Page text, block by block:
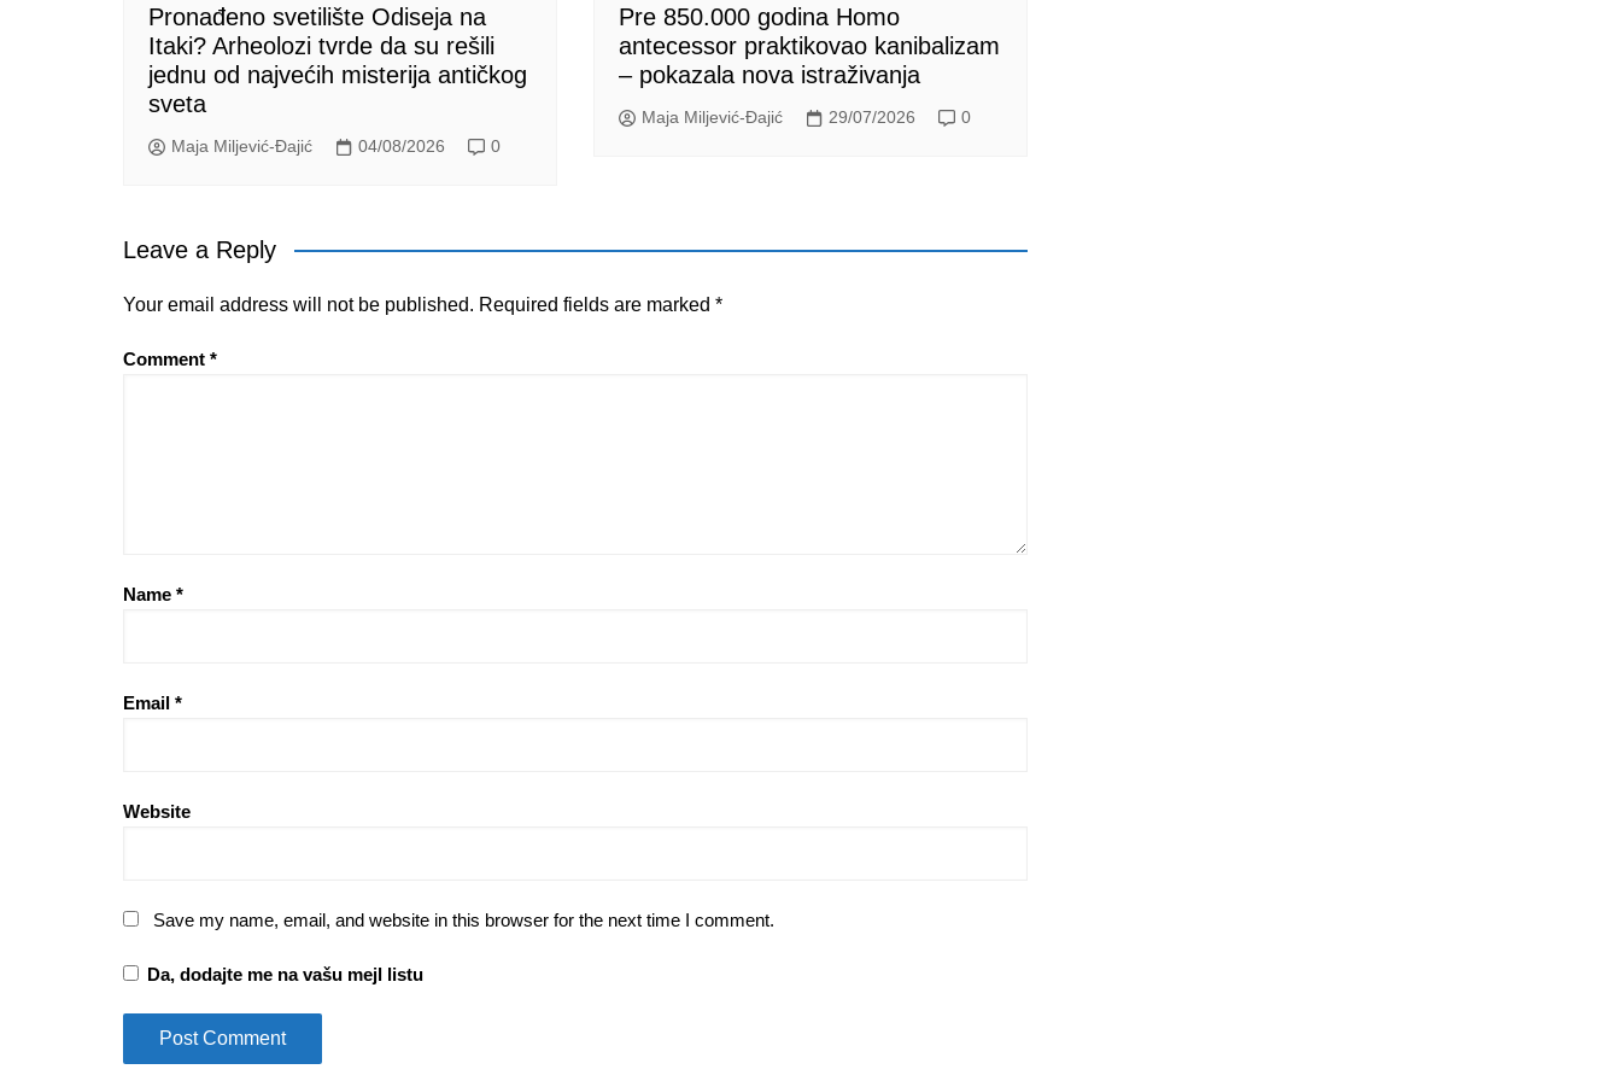
Pronađeno svetilište Odiseja na
Itaki? Arheolozi tvrde da su rešili
jednu od najvećih misterija antičkog
sveta
Maja Miljević-Đajić 04/08/2026 0
Pre 850.000 godina Homo
antecessor praktikovao kanibalizam
– pokazala nova istraživanja
Maja Miljević-Đajić 29/07/2026 0
Leave a Reply
Your email address will not be published. Required fields are marked *
Comment *
Name *
Email *
Website
Save my name, email, and website in this browser for the next time I comment.
Da, dodajte me na vašu mejl listu